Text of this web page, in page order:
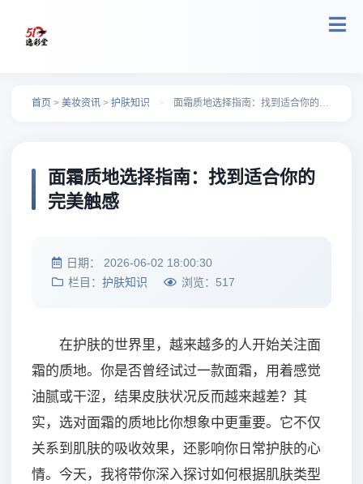
首页 > 美妆资讯 > 护肤知识 > 面霜质地选择指南：找到适合你的完美触感
面霜质地选择指南：找到适合你的
完美触感
日期： 2026-06-02 18:00:30
栏目： 护肤知识 浏览： 517
在护肤的世界里，越来越多的人开始关注面
霜的质地。你是否曾经试过一款面霜，用着感觉
油腻或干涩，结果皮肤状况反而越来越差？其
实，选对面霜的质地比你想象中更重要。它不仅
关系到肌肤的吸收效果，还影响你日常护肤的心
情。今天，我将带你深入探讨如何根据肌肤类型